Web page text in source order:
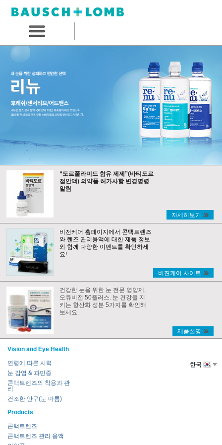
“도르졸라미드 함유 제제”(바티도르
점안액) 의약품 허가사항 변경명령
알림
자세히보기
비전케어 홈페이지에서 콘택트렌즈
와 렌즈 관리용액에 대한 제품 정보
와 함께 다양한 이벤트를 확인하세
요!
비젼케어 사이트
건강한 눈을 위한 눈 전문 영양제,
오큐비전 50플러스. 눈 건강을 지
키는 항산화 성분 5가지를 확인해
보세요.
제품설명
Vision and Eye Health
연령에 따른 시력
눈 감염 & 과민증
콘택트렌즈의 착용과 관
리
건조한 안구(눈 마름)
Products
콘택트렌즈
콘택트렌즈 관리 용액
한국